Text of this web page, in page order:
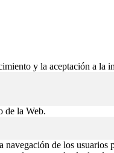
y la aceptación a la
de la Web.
navegación de los